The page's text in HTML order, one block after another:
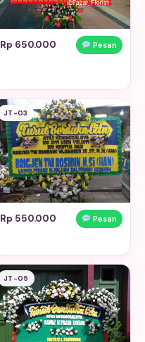
Rp 650.000 Pesan
JT-03
Rp 550.000 Pesan
JT-05